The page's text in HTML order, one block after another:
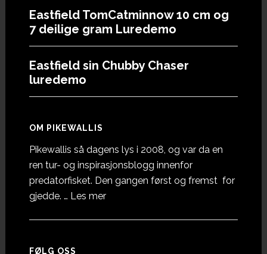
Eastfield TomCatminnow 10 cm og
7 deilige gram Luredemo
Eastfield sin Chubby Chaser
luredemo
OM PIKEWALLIS
Pikewallis så dagens lys i 2008, og var da en
ren tur- og inspirasjonsblogg innenfor
predatorfisket. Den gangen først og fremst for
gjedde. … Les meromOm
FØLG OSS